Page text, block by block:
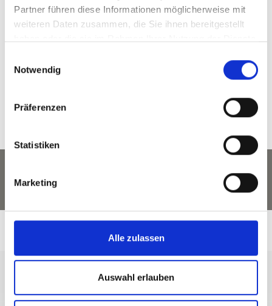
Partner führen diese Informationen möglicherweise mit
weiteren Daten zusammen, die Sie ihnen bereitgestellt
Notwendig
Präferenzen
Statistiken
Marketing
Alle zulassen
Auswahl erlauben
WANDERUNGEN ENTLANG DES
SONNENBERGES RUND UM LATSCH AUF KARTE